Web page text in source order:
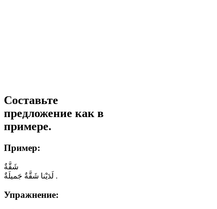
Составьте
предложение как в
примере.
Пример:
شَقَّةٌ
لَدَيْنا شَقَّةٌ جَميلَةٌ .
Упражнение: